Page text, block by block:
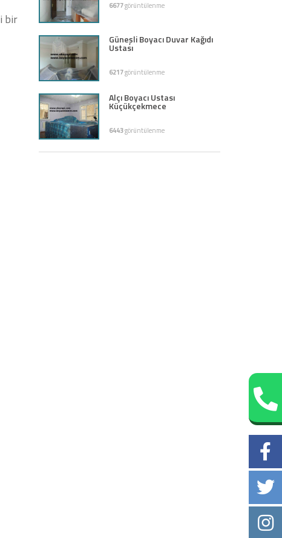
bir
6677görüntülenme
Güneşli Boyacı Duvar Kağıdı
Ustası
6217görüntülenme
Alçı Boyacı Ustası
Küçükçekmece
6443görüntülenme